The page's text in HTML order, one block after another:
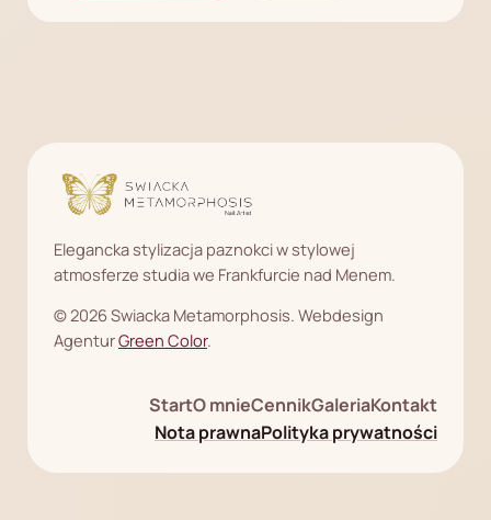
Elegancka stylizacja paznokci w stylowej
atmosferze studia we Frankfurcie nad Menem.
© 2026 Swiacka Metamorphosis. Webdesign
AgenturGreen Color.
StartO mnieCennikGaleriaKontakt
Nota prawnaPolityka prywatności